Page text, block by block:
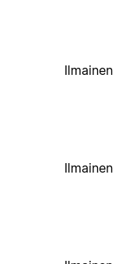
Ilmainen
Ilmainen